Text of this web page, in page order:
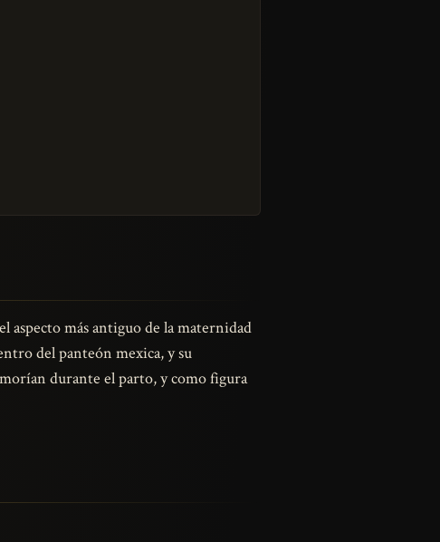
aspecto más antiguo de la maternidad
del panteón mexica, y su
durante el parto, y como figura